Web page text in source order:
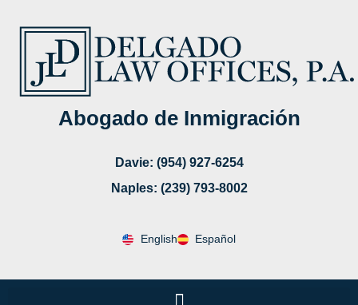
Abogado de Inmigración
Davie: (954) 927-6254
Naples: (239) 793-8002
English Español